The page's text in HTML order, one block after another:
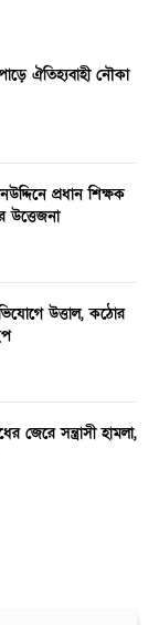
ঐতিহ্যবাহী নৌকা
প্রধান শিক্ষক
উত্তেজনা
উত্তাল, কঠোর
জেরে সন্ত্রাসী হামলা,